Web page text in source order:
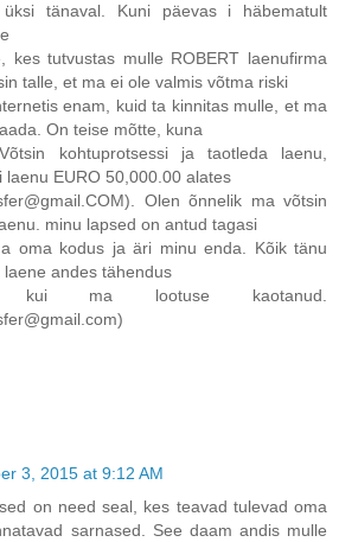
tänaval. Kuni päevas i häbematult
kes tutvustas mulle ROBERT laenufirma
talle, et ma ei ole valmis võtma riski
enam, kuid ta kinnitas mulle, et ma
On teise mõtte, kuna
kohtuprotsessi ja taotleda laenu,
laenu EURO 50,000.00 alates
Olen õnnelik ma võtsin
minu lapsed on antud tagasi
oma kodus ja äri minu enda. Kõik tänu
laene andes tähendus
ma lootuse kaotanud.
3, 2015 at 9:12 AM
on need seal, kes teavad tulevad oma
sarnased. See daam andis mulle